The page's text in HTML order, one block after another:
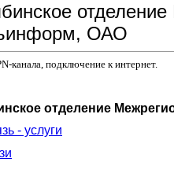
ОАО
канала, подключение к интернет.
отделение
- услуги